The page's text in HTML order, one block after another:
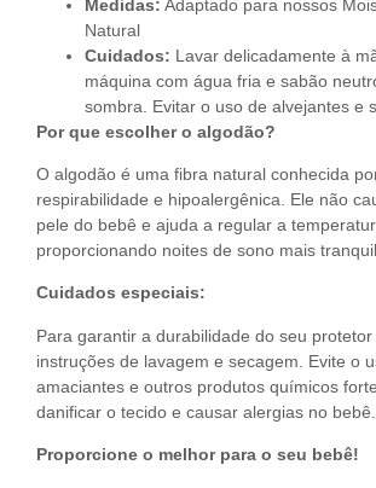
Medidas: Adaptado para nossos
Natural
Cuidados: Lavar delicadamente à
máquina com água fria e sabão
sombra. Evitar o uso de alvejantes e
Por que escolher o algodão?
O algodão é uma fibra natural conhecida
respirabilidade e hipoalergênica. Ele não
pele do bebê e ajuda a regular a
proporcionando noites de sono mais
Cuidados especiais:
Para garantir a durabilidade do seu
instruções de lavagem e secagem. Evite o
amaciantes e outros produtos químicos
danificar o tecido e causar alergias no bebê.
Proporcione o melhor para o seu bebê!